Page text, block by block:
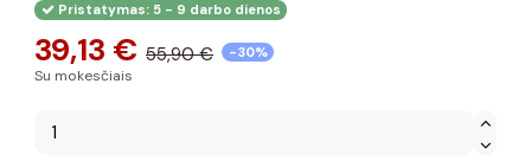
Pristatymas: 5 - 9 darbo dienos
39,13 € 55,90 € -30%
Su mokesčiais